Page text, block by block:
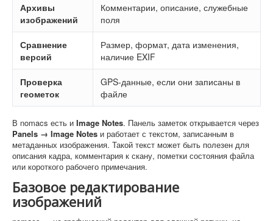
Архивы
изображений
Комментарии, описание, служебные
поля
Сравнение
версий
Размер, формат, дата изменения,
наличие EXIF
Проверка
геометок
GPS-данные, если они записаны в
файле
В nomacs есть и Image Notes. Панель заметок открывается через
Panels → Image Notes и работает с текстом, записанным в
метаданных изображения. Такой текст может быть полезен для
описания кадра, комментария к скану, пометки состояния файла
или короткого рабочего примечания.
Базовое редактирование
изображений